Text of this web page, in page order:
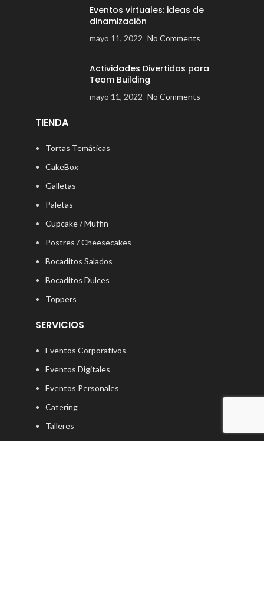
Eventos virtuales: ideas de
dinamización
mayo 11, 2022 No Comments
Actividades Divertidas para
Team Building
mayo 11, 2022 No Comments
TIENDA
Tortas Temáticas
CakeBox
Galletas
Paletas
Cupcake / Muffin
Postres / Cheesecakes
Bocaditos Salados
Bocaditos Dulces
Toppers
SERVICIOS
Eventos Corporativos
Eventos Digitales
Eventos Personales
Catering
Talleres